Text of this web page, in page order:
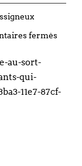
fermés
au-sort-
qui-
11e7-87cf-